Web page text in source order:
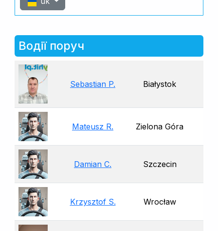
Водії поруч
Sebastian P. Białystok
Mateusz R. Zielona Góra
Damian C. Szczecin
Krzysztof S. Wrocław